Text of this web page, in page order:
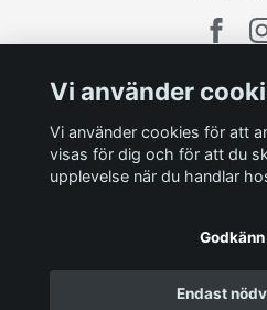
© 2026 INREDNINGSHÖRNAN
Vi använder
Vi använder cookies för att
visas för dig och för att du
upplevelse när du handlar
Endast